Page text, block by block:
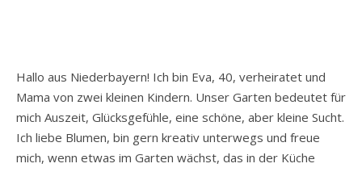
Hallo aus Niederbayern! Ich bin Eva, 40, verheiratet und
Mama von zwei kleinen Kindern. Unser Garten bedeutet für
mich Auszeit, Glücksgefühle, eine schöne, aber kleine Sucht.
Ich liebe Blumen, bin gern kreativ unterwegs und freue
mich, wenn etwas im Garten wächst, das in der Küche